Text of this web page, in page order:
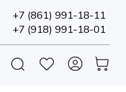
+7 (861) 991-18-11
+7 (918) 991-18-01